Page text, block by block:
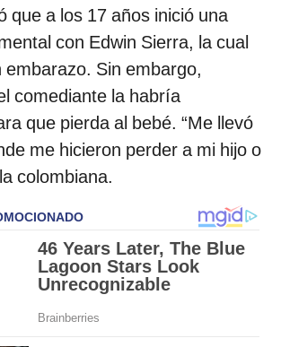
que a los 17 años inició una
con Edwin Sierra, la cual
embarazo. Sin embargo,
comediante la habría
que pierda al bebé. “Me llevó
me hicieron perder a mi hijo o
colombiana.